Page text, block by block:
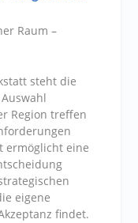
Raum –
steht die
Region treffen
ermöglicht eine
eigene
findet.